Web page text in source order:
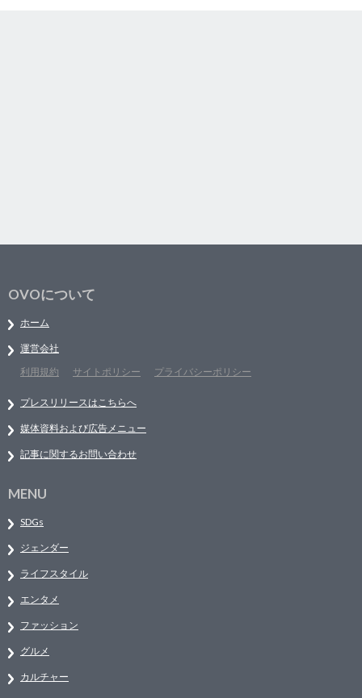
OVOについて
ホーム
運営会社
利用規約
サイトポリシー プライバシーポリシー
プレスリリースはこちらへ
媒体資料および広告メニュー
記事に関するお問い合わせ
MENU
SDGs
ジェンダー
ライフスタイル
エンタメ
ファッション
グルメ
カルチャー